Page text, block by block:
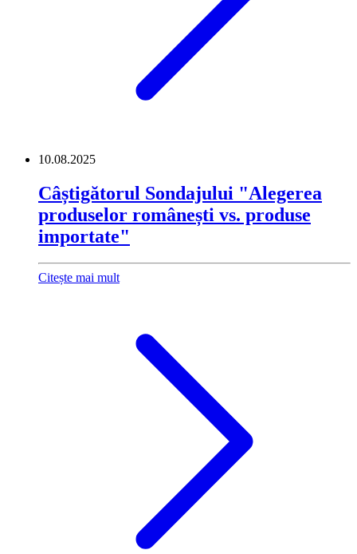
10.08.2025
Câștigătorul Sondajului "Alegerea
produselor românești vs. produse
importate"
Citește mai mult